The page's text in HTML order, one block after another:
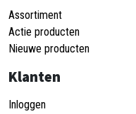
Assortiment
Actie producten
Nieuwe producten
Klanten
Inloggen